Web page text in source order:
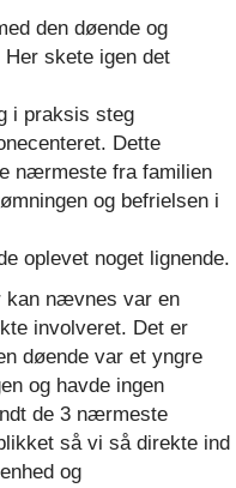
den døende og
skete igen det
i praksis steg
Dette
nærmeste fra familien
og befrielsen i
oplevet noget lignende.
kan nævnes var en
involveret. Det er
døende var et yngre
og havde ingen
de 3 nærmeste
så vi så direkte ind
og